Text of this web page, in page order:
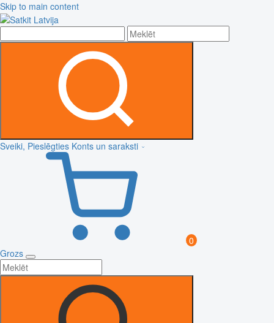
Skip to main content
Sveiki, Pieslēgties Konts un saraksti
0
Grozs